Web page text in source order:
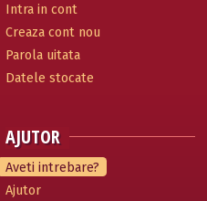
Intra in cont
Creaza cont nou
Parola uitata
Datele stocate
AJUTOR
Aveti intrebare?
Ajutor